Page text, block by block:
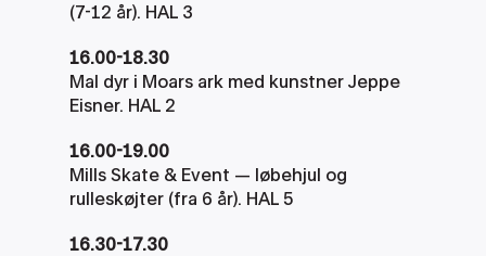
(7-12 år). HAL 3
16.00-18.30
Mal dyr i Moars ark med kunstner Jeppe
Eisner. HAL 2
16.00-19.00
Mills Skate & Event — løbehjul og
rulleskøjter (fra 6 år). HAL 5
16.30-17.30